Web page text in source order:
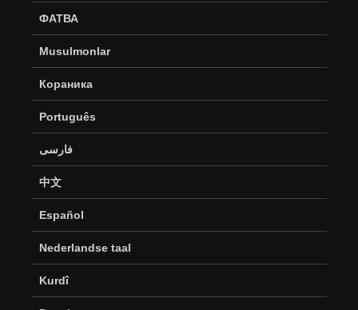
ФАТВА
Musulmonlar
Кораника
Português
فارسی
中文
Español
Nederlandse taal
Kurdî